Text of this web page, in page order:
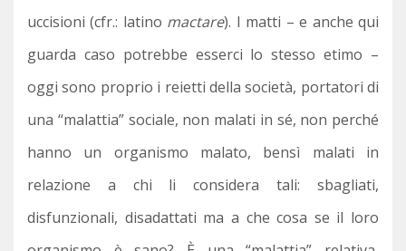
uccisioni (cfr.: latino mactare). I matti – e anche qui
guarda caso potrebbe esserci lo stesso etimo –
oggi sono proprio i reietti della società, portatori di
una “malattia” sociale, non malati in sé, non perché
hanno un organismo malato, bensì malati in
relazione a chi li considera tali: sbagliati,
disfunzionali, disadattati ma a che cosa se il loro